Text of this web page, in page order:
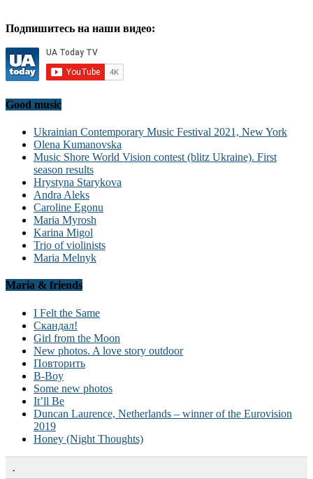
Подпишитесь на наши видео:
Good music
Ukrainian Contemporary Music Festival 2021, New York
Olena Kumanovska
Music Shore World Vision contest (blitz Ukraine). First
season results
Hrystyna Starykova
Andra Aleks
Caroline Egonu
Maria Myrosh
Karina Migol
Trio of violinists
Maria Melnyk
Maria & friends
I Felt the Same
Скандал!
Girl from the Moon
New photos. A love story outdoor
Повторить
B-Boy
Some new photos
It’ll Be
Duncan Laurence, Netherlands – winner of the Eurovision
2019
Honey (Night Thoughts)
.